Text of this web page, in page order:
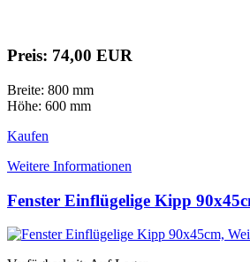
Preis: 74,00 EUR
Breite: 800 mm
Höhe: 600 mm
Kaufen
Weitere Informationen
Fenster Einflügelige Kipp